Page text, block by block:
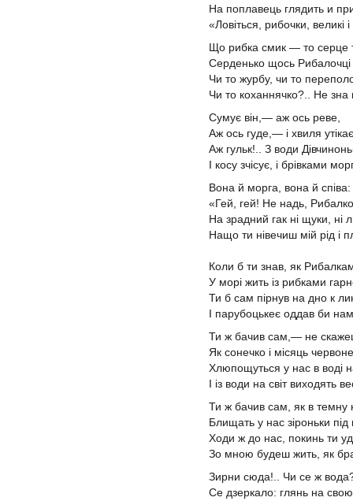
На поплавець глядить и
«Ловіться, рибочки, великі
Що рибка смик — то серце
Серденько щось Рибалочці
Чи то журбу, чи то
Чи то коханнячко?.. Не
Сумує він,— аж ось реве,
Аж ось гуде,— і хвиля
Аж гульк!.. З води
І косу зчісує, і брівками
Вона й морга, вона й співа:
«Гей, гей! Не надь,
На зрадний гак ні щуки, ні
Нащо ти нівечиш мій рід і
Коли б ти знав, як
У морі жить із рибками
Ти б сам пірнув на дно к
І парубоцькеє оддав би
Ти ж бачив сам,— не
Як сонечко і місяць
Хлюпощуться у нас в воді
І із води на світ виходять
Ти ж бачив сам, як в темну
Блищать у нас зіроньки
Ходи ж до нас, покинь ти
Зо мною будеш жить, як
Зирни сюда!.. Чи се ж
Се дзеркало: глянь на